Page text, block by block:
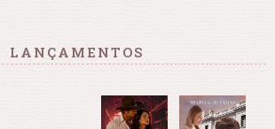
LANÇAMENTOS